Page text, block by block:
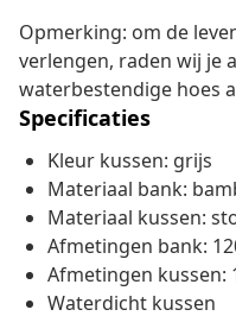
Opmerking: om de
verlengen, raden wij je
waterbestendige hoes
Specificaties
Kleur kussen: grijs
Materiaal bank:
Materiaal kussen:
Afmetingen bank:
Afmetingen kussen:
Waterdicht kussen